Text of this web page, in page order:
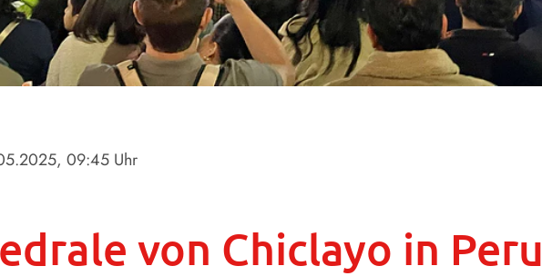
, 09:45 Uhr
von Chiclayo in Peru